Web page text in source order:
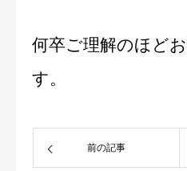
何卒ご理解のほど
す。
前の記事